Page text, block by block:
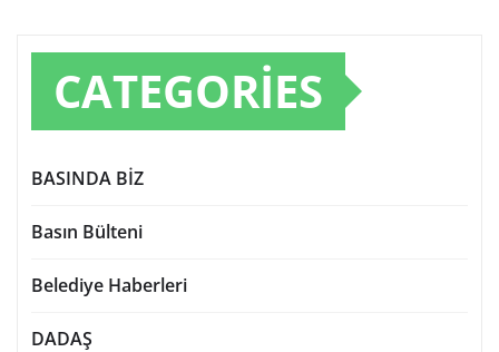
CATEGORIES
BASINDA BİZ
Basın Bülteni
Belediye Haberleri
DADAŞ